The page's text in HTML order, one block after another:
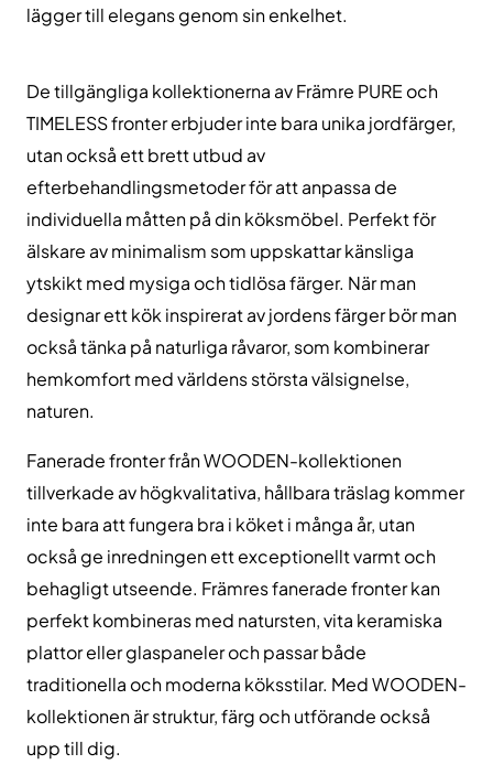
lägger till elegans genom sin enkelhet.
De tillgängliga kollektionerna av Främre PURE och
TIMELESS fronter erbjuder inte bara unika jordfärger,
utan också ett brett utbud av
efterbehandlingsmetoder för att anpassa de
individuella måtten på din köksmöbel. Perfekt för
älskare av minimalism som uppskattar känsliga
ytskikt med mysiga och tidlösa färger. När man
designar ett kök inspirerat av jordens färger bör man
också tänka på naturliga råvaror, som kombinerar
hemkomfort med världens största välsignelse,
naturen.
Fanerade fronter från WOODEN-kollektionen
tillverkade av högkvalitativa, hållbara träslag kommer
inte bara att fungera bra i köket i många år, utan
också ge inredningen ett exceptionellt varmt och
behagligt utseende. Främres fanerade fronter kan
perfekt kombineras med natursten, vita keramiska
plattor eller glaspaneler och passar både
traditionella och moderna köksstilar. Med WOODEN-
kollektionen är struktur, färg och utförande också
upp till dig.